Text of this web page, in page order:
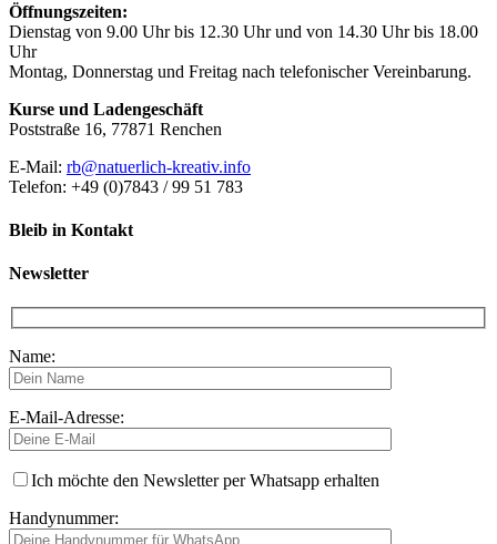
Öffnungszeiten:
Dienstag von 9.00 Uhr bis 12.30 Uhr und von 14.30 Uhr bis 18.00
Uhr
Montag, Donnerstag und Freitag nach telefonischer Vereinbarung.
Kurse und Ladengeschäft
Poststraße 16, 77871 Renchen
E-Mail: rb@natuerlich-kreativ.info
Telefon: +49 (0)7843 / 99 51 783
Bleib in Kontakt
Newsletter
Name:
E-Mail-Adresse:
Ich möchte den Newsletter per Whatsapp erhalten
Handynummer: